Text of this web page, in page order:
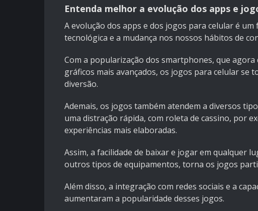
Entenda melhor a evolução dos apps e
A evolução dos apps e dos jogos para celular é
tecnológica e a mudança nos nossos hábitos de
Com a popularização dos smartphones, que
gráficos mais avançados, os jogos para celular se
diversão.
Ademais, os jogos também atendem a diversos
uma distração rápida, com roleta de cassino, por
experiências mais elaboradas.
Assim, a facilidade de baixar e jogar em qualquer
outros tipos de equipamentos, torna os jogos
Além disso, a integração com redes sociais e a
aumentaram a popularidade desses jogos.